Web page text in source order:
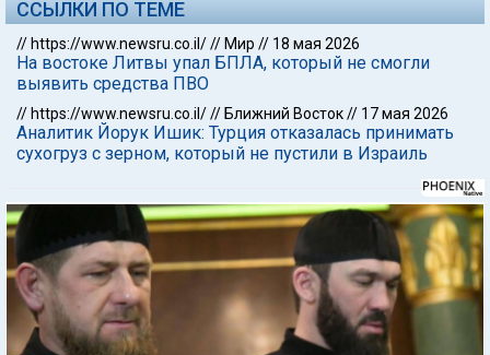
ССЫЛКИ ПО ТЕМЕ
// https://www.newsru.co.il/// Мир // 18 мая 2026
На востоке Литвы упал БПЛА, который не смогли
выявить средства ПВО
// https://www.newsru.co.il/// Ближний Восток// 17 мая 2026
Аналитик Йорук Ишик: Турция отказалась принимать
сухогруз с зерном, который не пустили в Израиль